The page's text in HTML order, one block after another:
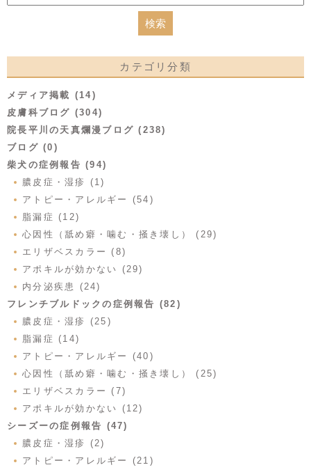
カテゴリ分類
メディア掲載 (14)
皮膚科ブログ (304)
院長平川の天真爛漫ブログ (238)
ブログ (0)
柴犬の症例報告 (94)
膿皮症・湿疹 (1)
アトピー・アレルギー (54)
脂漏症 (12)
心因性（舐め癖・噛む・掻き壊し） (29)
エリザベスカラー (8)
アポキルが効かない (29)
内分泌疾患 (24)
フレンチブルドックの症例報告 (82)
膿皮症・湿疹 (25)
脂漏症 (14)
アトピー・アレルギー (40)
心因性（舐め癖・噛む・掻き壊し） (25)
エリザベスカラー (7)
アポキルが効かない (12)
シーズーの症例報告 (47)
膿皮症・湿疹 (2)
アトピー・アレルギー (21)